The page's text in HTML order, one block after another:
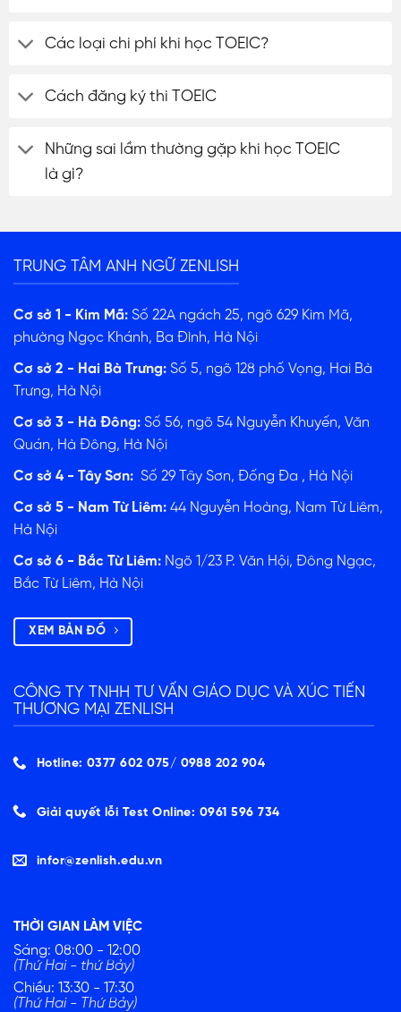
Các loại chi phí khi học TOEIC?
Cách đăng ký thi TOEIC
Những sai lầm thường gặp khi học TOEIC
là gì?
TRUNG TÂM ANH NGỮ ZENLISH
Cơ sở 1 - Kim Mã: Số 22A ngách 25, ngõ 629 Kim Mã,
phường Ngọc Khánh, Ba Đình, Hà Nội
Cơ sở 2 - Hai Bà Trưng: Số 5, ngõ 128 phố Vọng, Hai Bà
Trưng, Hà Nội
Cơ sở 3 - Hà Đông: Số 56, ngõ 54 Nguyễn Khuyến, Văn
Quán, Hà Đông, Hà Nội
Cơ sở 4 - Tây Sơn: Số 29 Tây Sơn, Đống Đa , Hà Nội
Cơ sở 5 - Nam Từ Liêm: 44 Nguyễn Hoàng, Nam Từ Liêm,
Hà Nội
Cơ sở 6 - Bắc Từ Liêm: Ngõ 1/23 P. Văn Hội, Đông Ngạc,
Bắc Từ Liêm, Hà Nội
XEM BẢN ĐỒ
CÔNG TY TNHH TƯ VẤN GIÁO DỤC VÀ XÚC TIẾN
THƯƠNG MẠI ZENLISH
Hotline: 0377 602 075/ ‭0988 202 904‬
Giải quyết lỗi Test Online: 0961 596 734
infor@zenlish.edu.vn
THỜI GIAN LÀM VIỆC
Sáng: 08:00 - 12:00
(Thứ Hai - thứ Bảy)
Chiều: 13:30 - 17:30
(Thứ Hai - Thứ Bảy)